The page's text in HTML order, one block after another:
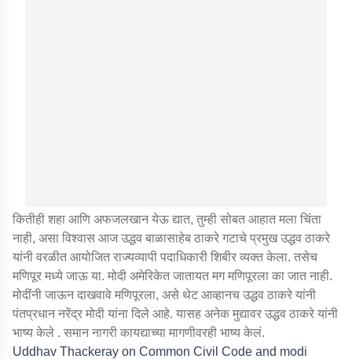
कितीही शहा आणि अफजलखान येऊ द्यात, तुम्ही सोबत आहात मला चिंता
नाही, असा विश्वास आज उद्धव बाळासाहेब ठाकरे गटाचे प्रमुख उद्धव ठाकरे
यांनी वरळीत आयोजित राज्यव्यापी पदाधिकारी शिबीर व्यक्त केला. तसेच
मणिपूर मध्ये जाऊ या. मोदी अमेरिकेत जातायत मग मणिपूरला का जात नाही.
मोदींनी जाऊन दाखवावे मणिपूरला, असे थेट आव्हानच उद्धव ठाकरे यांनी
पंतप्रधान नरेंद्र मोदी यांना दिले आहे. यासह अनेक मुद्यावर उद्धव ठाकरे यांनी
भाष्य केले . समान नागरी कायद्याच्या मागणीवरही भाष्य केलं.
Uddhav Thackeray on Common Civil Code and modi